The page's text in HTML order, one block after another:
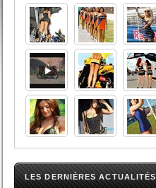
LES DERNIÈRES ACTUALITÉS